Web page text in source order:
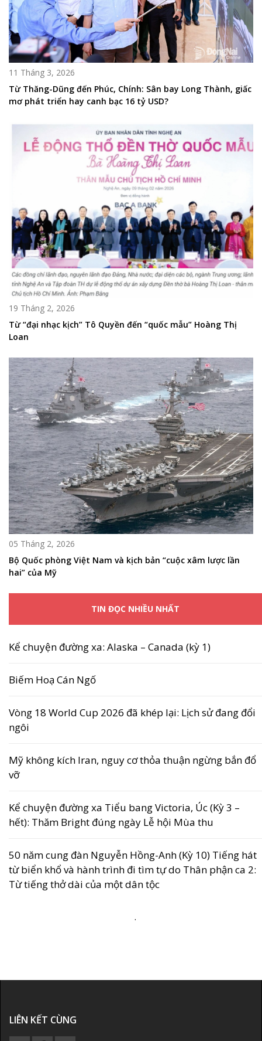
11 Tháng 3, 2026
Từ Thăng-Dũng đến Phúc, Chính: Sân bay Long Thành, giấc
mơ phát triển hay canh bạc 16 tỷ USD?
19 Tháng 2, 2026
Từ “đại nhạc kịch” Tô Quyền đến “quốc mẫu” Hoàng Thị
Loan
05 Tháng 2, 2026
Bộ Quốc phòng Việt Nam và kịch bản “cuộc xâm lược lần
hai” của Mỹ
TIN ĐỌC NHIỀU NHẤT
Kể chuyện đường xa: Alaska – Canada (kỳ 1)
Biếm Hoạ Cán Ngố
Vòng 18 World Cup 2026 đã khép lại: Lịch sử đang đổi
ngôi
Mỹ không kích Iran, nguy cơ thỏa thuận ngừng bắn đổ
vỡ
Kể chuyện đường xa Tiểu bang Victoria, Úc (Kỳ 3 –
hết): Thăm Bright đúng ngày Lễ hội Mùa thu
50 năm cung đàn Nguyễn Hồng-Anh (Kỳ 10) Tiếng hát
từ biển khổ và hành trình đi tìm tự do Thân phận ca 2:
Từ tiếng thở dài của một dân tộc
.
LIÊN KẾT CÙNG